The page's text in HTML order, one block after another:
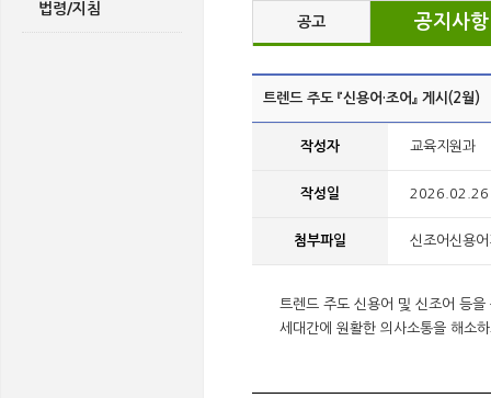
법령/지침
공고 공지사항
트렌드 주도 『신용어·조어』 게시(2월)
작성자 교육지원과
작성일 2026.02.26
첨부파일 신조어신용
트렌드 주도 신용어 및 신조어 등
세대간에 원활한 의사소통을 해소